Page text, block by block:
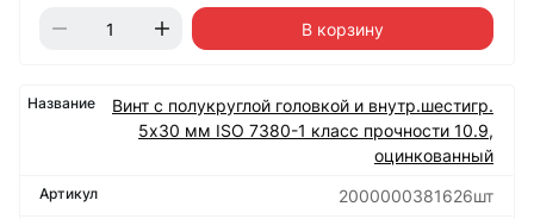
В корзину
Винт с полукруглой головкой и внутр.шестигр.
5х30 мм ISO 7380-1 класс прочности 10.9,
оцинкованный
2000000381626шт